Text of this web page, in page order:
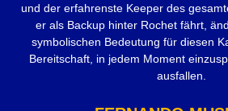
und der erfahrenste Keeper des
er als Backup hinter Rochet fährt,
symbolischen Bedeutung für diesen
Bereitschaft, in jedem Moment
ausfallen.